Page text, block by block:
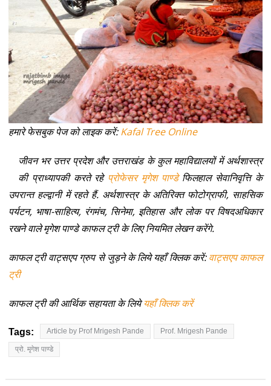
हमारे फेसबुक पेज को लाइक करें:Kafal Tree Online
जीवन भर उत्तर प्रदेश और उत्तराखंड के कुल महाविद्यालयों में अर्थशास्त्र
की प्राध्यापकी करते रहे प्रोफेसर मृगेश पाण्डेफिलहाल सेवानिवृत्ति के
उपरान्त हल्द्वानी में रहते हैं. अर्थशास्त्र के अतिरिक्त फोटोग्राफी, साहसिक
पर्यटन, भाषा-साहित्य, रंगमंच, सिनेमा, इतिहास और लोक पर विषदअधिकार
रखने वाले मृगेश पाण्डे काफल ट्री के लिए नियमित लेखन करेंगे.
काफल ट्री वाट्सएप ग्रुप से जुड़ने के लिये यहाँ क्लिक करें:वाट्सएप काफल
ट्री
काफल ट्री की आर्थिक सहायता के लियेयहाँ क्लिक करें
Tags: Article by Prof Mrigesh Pande Prof. Mrigesh Pande
प्रो. मृगेश पाण्डे